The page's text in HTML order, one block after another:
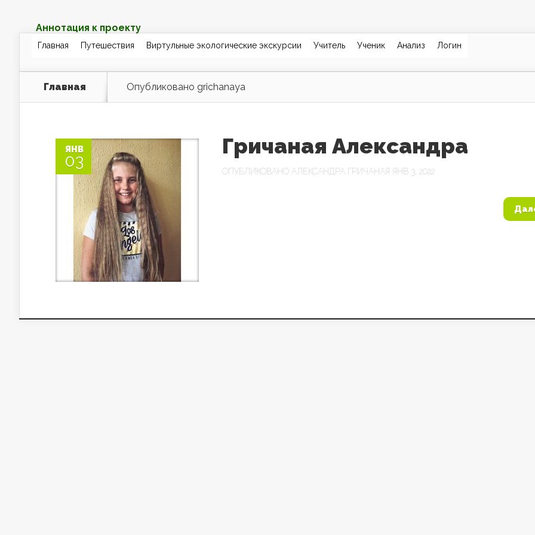
Аннотация к проекту
Главная Путешествия Виртульные экологические экскурсии Учитель Ученик Анализ Логин
Главная Опубликовано grichanaya
ЯНВ
03
Гричаная Александра
ОПУБЛИКОВАНО АЛЕКСАНДРА ГРИЧАНАЯ ЯНВ 3, 2022